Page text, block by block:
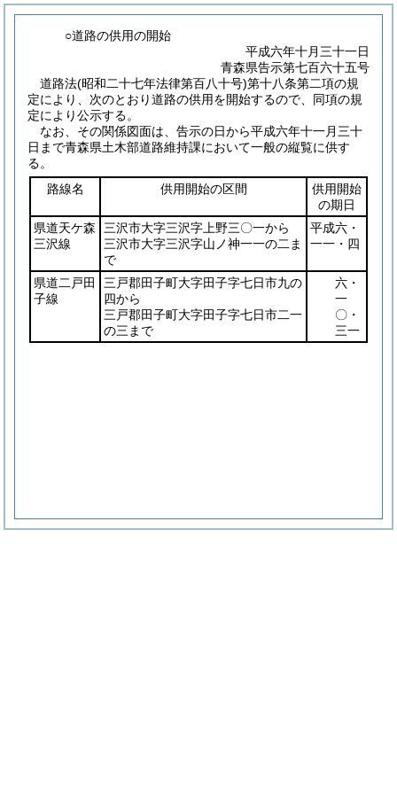
○道路の供用の開始
平成六年十月三十一日
青森県告示第七百六十五号
道路法(昭和二十七年法律第百八十号)第十八条第二項の規
定により、次のとおり道路の供用を開始するので、同項の規
定により公示する。
なお、その関係図面は、告示の日から平成六年十一月三十
日まで青森県土木部道路維持課において一般の縦覧に供す
る。
路線名
供用開始の区間
供用開始
の期日
県道天ケ森
三沢線
三沢市大字三沢字上野三〇一から
三沢市大字三沢字山ノ神一一の二ま
で
平成六・
一一・四
県道二戸田
子線
三戸郡田子町大字田子字七日市九の
四から
三戸郡田子町大字田子字七日市二一
の三まで
六・
一
〇・
三一